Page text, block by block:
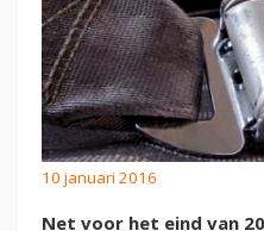
10 januari 2016
Net voor het eind van